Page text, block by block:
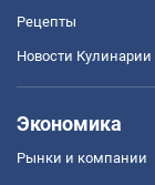
Рецепты
Новости Кулинарии
Экономика
Рынки и компании